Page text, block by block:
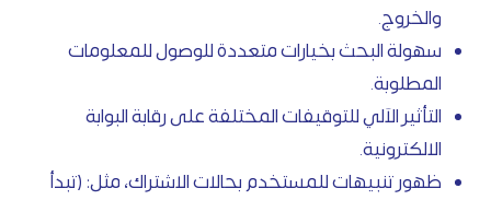
والخروج.
سهولة البحث بخيارات متعددة للوصول للمعلومات
المطلوبة.
التأثير الآلي للتوقيفات المختلفة على رقابة البوابة
الالكترونية.
ظهور تنبيهات للمستخدم بحالات الاشتراك، مثل: (تبدأ